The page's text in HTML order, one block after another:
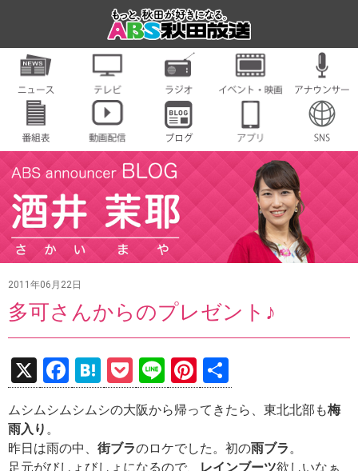
2011年06月22日
多可さんからのプレゼント♪
X
F
a
ce
b
H
at
e
n
P
o
ck
et
Li
n
e
Pi
nt
er
es
有
ムシムシムシムシの大阪から帰ってきたら、東北北部も梅
雨入り 。
昨日は雨の中、 街ブラのロケでした。初の雨ブラ。
足元がびしょびしょになるので、
レインブーツ欲しいなぁ